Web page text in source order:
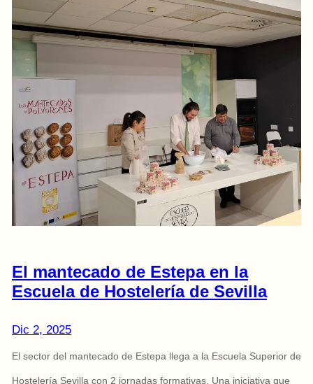
El mantecado de Estepa en la
Escuela de Hostelería de Sevilla
Dic 2, 2025
El sector del mantecado de Estepa llega a la Escuela Superior de
Hostelería Sevilla con 2 jornadas formativas. Una iniciativa que